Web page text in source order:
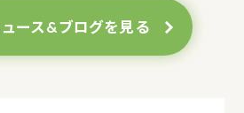
ース&ブログを見る